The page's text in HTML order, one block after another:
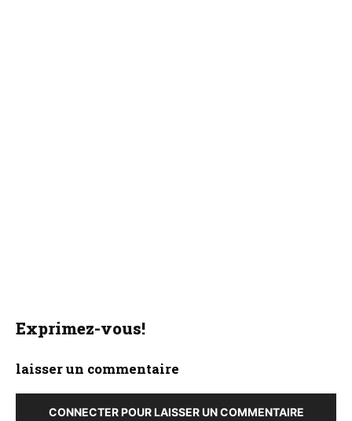
Exprimez-vous!
laisser un commentaire
CONNECTER POUR LAISSER UN COMMENTAIRE